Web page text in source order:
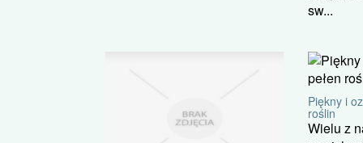
sw...
Piękny i
roślin
Wielu z